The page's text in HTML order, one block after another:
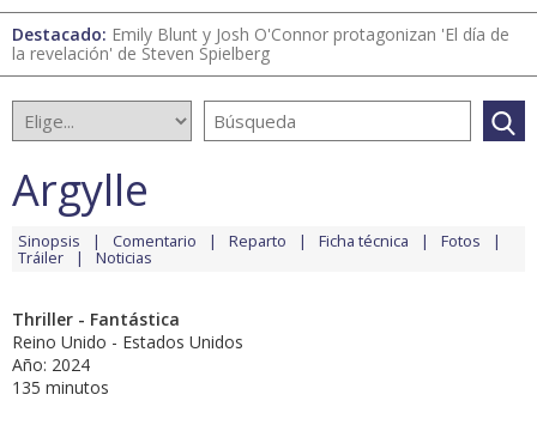
Destacado: Emily Blunt y Josh O'Connor protagonizan 'El día de
la revelación' de Steven Spielberg
Argylle
Sinopsis Comentario Reparto Ficha técnica Fotos
Tráiler Noticias
Thriller - Fantástica
Reino Unido - Estados Unidos
Año: 2024
135 minutos